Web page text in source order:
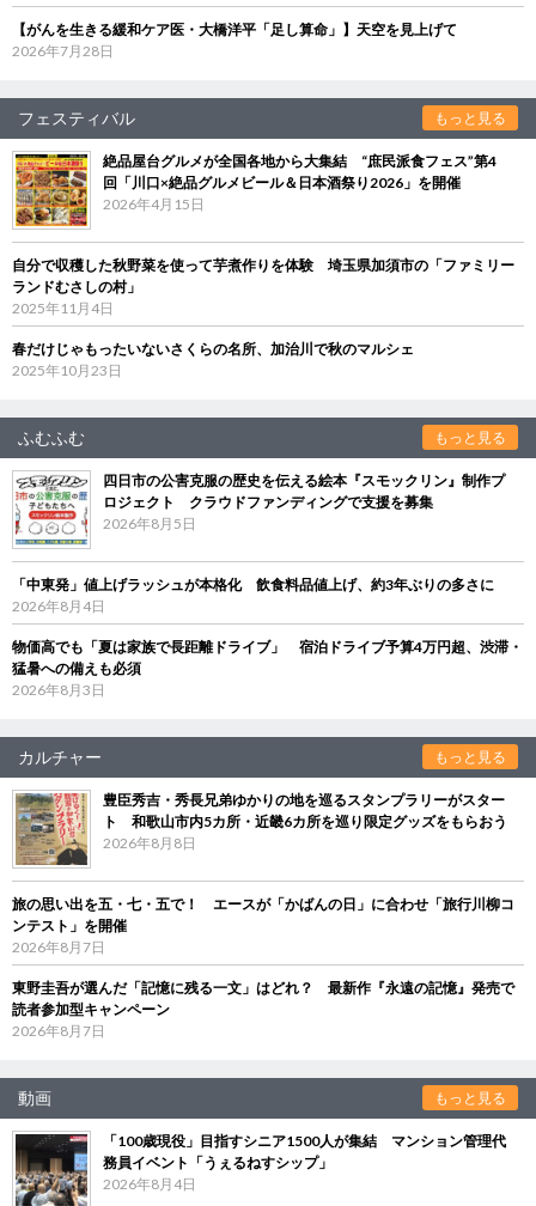
【がんを生きる緩和ケア医・大橋洋平「足し算命」】天空を見上げて
2026年7月28日
フェスティバル もっと見る
絶品屋台グルメが全国各地から大集結 “庶民派食フェス”第4
回「川口×絶品グルメビール＆日本酒祭り2026」を開催
2026年4月15日
自分で収穫した秋野菜を使って芋煮作りを体験 埼玉県加須市の「ファミリー
ランドむさしの村」
2025年11月4日
春だけじゃもったいないさくらの名所、加治川で秋のマルシェ
2025年10月23日
ふむふむ もっと見る
四日市の公害克服の歴史を伝える絵本『スモックリン』制作プ
ロジェクト クラウドファンディングで支援を募集
2026年8月5日
「中東発」値上げラッシュが本格化 飲食料品値上げ、約3年ぶりの多さに
2026年8月4日
物価高でも「夏は家族で長距離ドライブ」 宿泊ドライブ予算4万円超、渋滞・
猛暑への備えも必須
2026年8月3日
カルチャー もっと見る
豊臣秀吉・秀長兄弟ゆかりの地を巡るスタンプラリーがスター
ト 和歌山市内5カ所・近畿6カ所を巡り限定グッズをもらおう
2026年8月8日
旅の思い出を五・七・五で！ エースが「かばんの日」に合わせ「旅行川柳コ
ンテスト」を開催
2026年8月7日
東野圭吾が選んだ「記憶に残る一文」はどれ？ 最新作『永遠の記憶』発売で
読者参加型キャンペーン
2026年8月7日
動画 もっと見る
「100歳現役」目指すシニア1500人が集結 マンション管理代
務員イベント「うぇるねすシップ」
2026年8月4日